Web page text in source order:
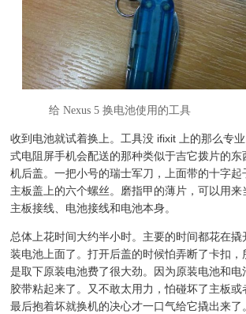
给 Nexus 5 换电池使用的工具
收到电池就试着换上。工具没 ifixit 上的那么专
式电阻屏手机会配送的那种类似于吉它拨片的
机后盖。一把小号的瑞士军刀，上面带的十字
主板盖上的六个螺丝。磨指甲的薄片，可以用
主板接线、电池接线和电池本身。
总体上花时间大约半小时。主要的时间都花在
装电池上面了。打开后盖的时候怕弄断了卡扣
是取下原装电池费了很大劲。因为原装电池和
胶带粘起来了。又不敢太用力，怕碰坏了主板或
最后抱着坏就换机的决心才一口气给它撬出来了